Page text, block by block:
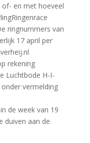
of- en met hoeveel
ringnummers van
17 april per
rekening
Luchtbode H-I-
vermelding
de week van 19
duiven aan de